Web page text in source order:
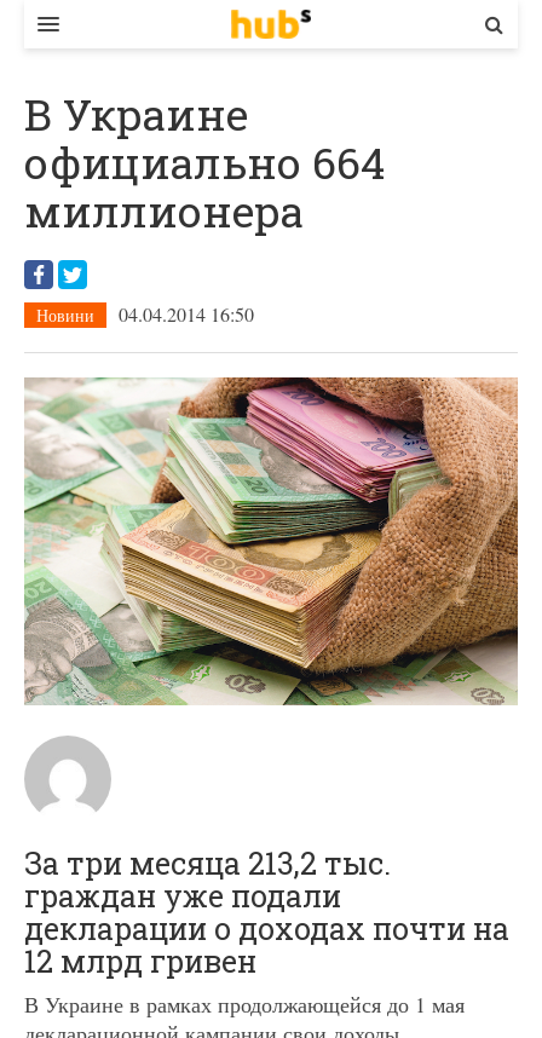
ЕКОНОМІКА
БІЗНЕС
СТАРТЕР
КОНТАКТИ
В Украине
официально 664
миллионера
Новини 04.04.2014 16:50
За три месяца 213,2 тыс.
граждан уже подали
декларации о доходах почти на
12 млрд гривен
В Украине в рамках продолжающейся до 1 мая